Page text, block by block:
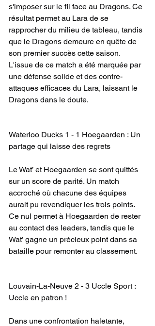
s'imposer sur le fil face au Dragons. Ce
résultat permet au Lara de se
rapprocher du milieu de tableau, tandis
que le Dragons demeure en quête de
son premier succès cette saison.
L'issue de ce match a été marquée par
une défense solide et des contre-
attaques efficaces du Lara, laissant le
Dragons dans le doute.
Waterloo Ducks 1 - 1 Hoegaarden : Un
partage qui laisse des regrets
Le Wat’ et Hoegaarden se sont quittés
sur un score de parité. Un match
accroché où chacune des équipes
aurait pu revendiquer les trois points.
Ce nul permet à Hoegaarden de rester
au contact des leaders, tandis que le
Wat’ gagne un précieux point dans sa
bataille pour remonter au classement.
Louvain-La-Neuve 2 - 3 Uccle Sport :
Uccle en patron !
Dans une confrontation haletante,